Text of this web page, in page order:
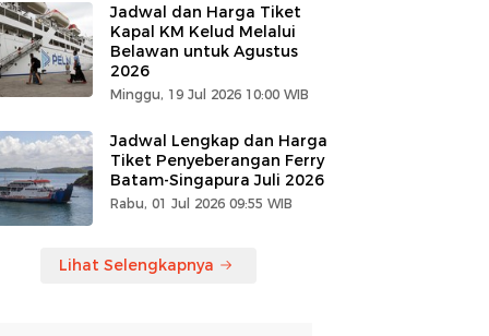
Jadwal dan Harga Tiket
Kapal KM Kelud Melalui
Belawan untuk Agustus
2026
Minggu, 19 Jul 2026 10:00 WIB
Jadwal Lengkap dan Harga
Tiket Penyeberangan Ferry
Batam-Singapura Juli 2026
Rabu, 01 Jul 2026 09:55 WIB
Lihat Selengkapnya